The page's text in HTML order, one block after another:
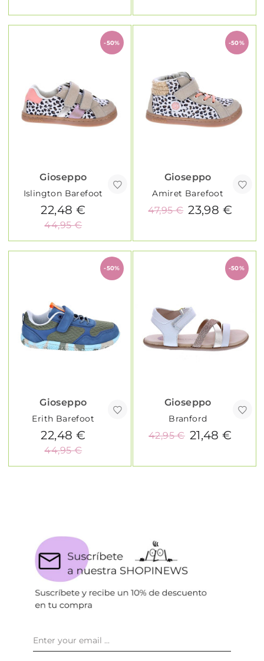
-50%
Gioseppo
Islington Barefoot
22,48 €
44,95 €
-50%
Gioseppo
Amiret Barefoot
23,98 €
47,95 €
-50%
Gioseppo
Erith Barefoot
22,48 €
44,95 €
-50%
Gioseppo
Branford
21,48 €
42,95 €